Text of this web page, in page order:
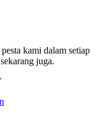
kami dalam setiap
juga.